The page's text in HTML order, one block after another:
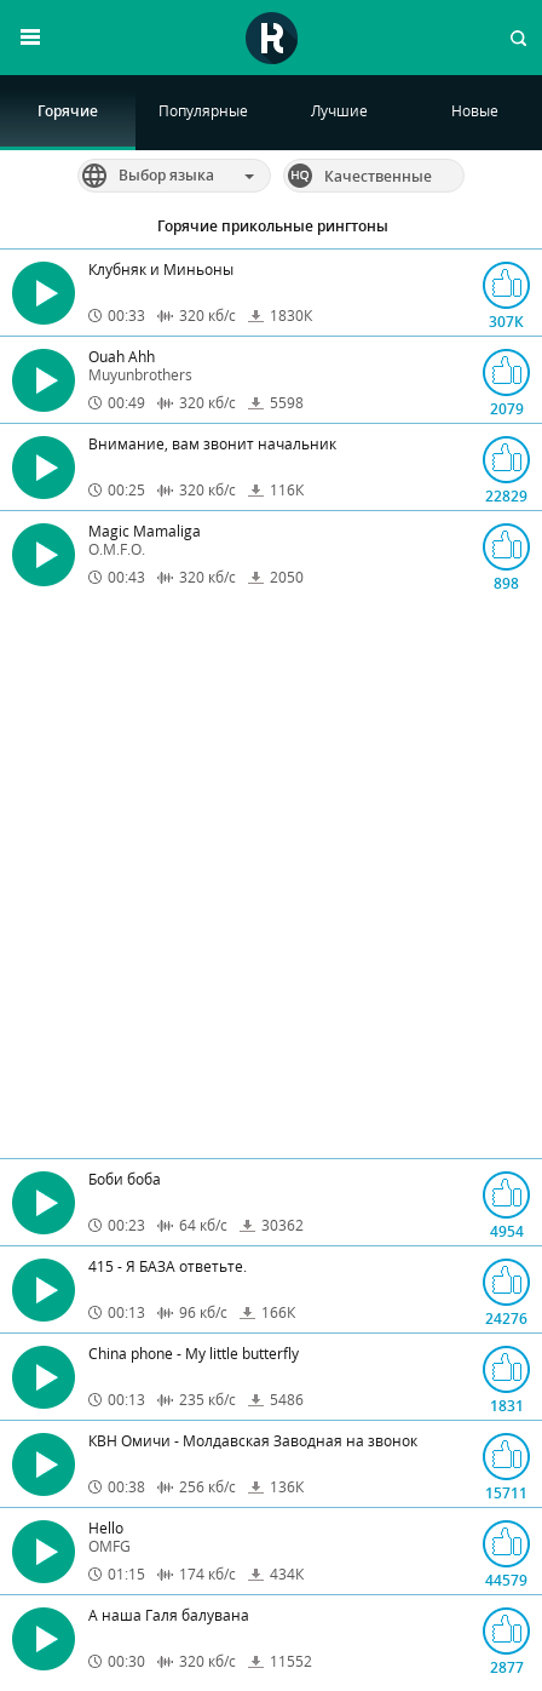
Горячие Популярные Лучшие Новые
Выбор языка Качественные
Горячие прикольные рингтоны
Клубняк и Миньоны
00:33 320 кб/с 1830К 307К
Ouah Ahh
Muyunbrothers
00:49
320 кб/с 5598
2079
Внимание, вам звонит начальник
00:25 320 кб/с 116К
22829
Magic Mamaliga
O.M.F.O.
00:43
320 кб/с 2050 898
Боби боба
00:23 64 кб/с 30362
4954
415 - Я БАЗА ответьте.
00:13 96 кб/с 166К
24276
China phone - My little butterfly
00:13 235 кб/с 5486
1831
КВН Омичи - Молдавская Заводная на звонок
00:38 256 кб/с 136К
15711
Hello
OMFG
01:15
174 кб/с 434К
44579
А наша Галя балувана
00:30 320 кб/с 11552 2877